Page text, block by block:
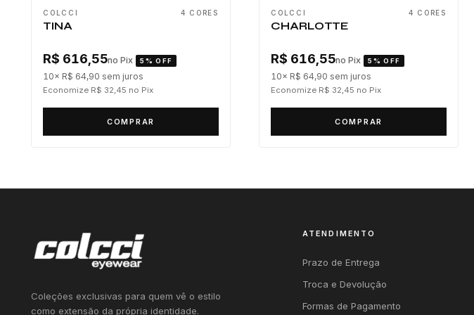
COLCCI 4 CORES
TINA
R$ 616,55no Pix 5% OFF
10× R$ 64,90 sem juros
Economize R$ 32,45 no Pix
COMPRAR
COLCCI 4 CORES
CHARLOTTE
R$ 616,55no Pix 5% OFF
10× R$ 64,90 sem juros
Economize R$ 32,45 no Pix
COMPRAR
Coleções exclusivas para quem vê o estilo
como extensão da própria identidade.
ATENDIMENTO
Prazo de Entrega
Troca e Devolução
Formas de Pagamento